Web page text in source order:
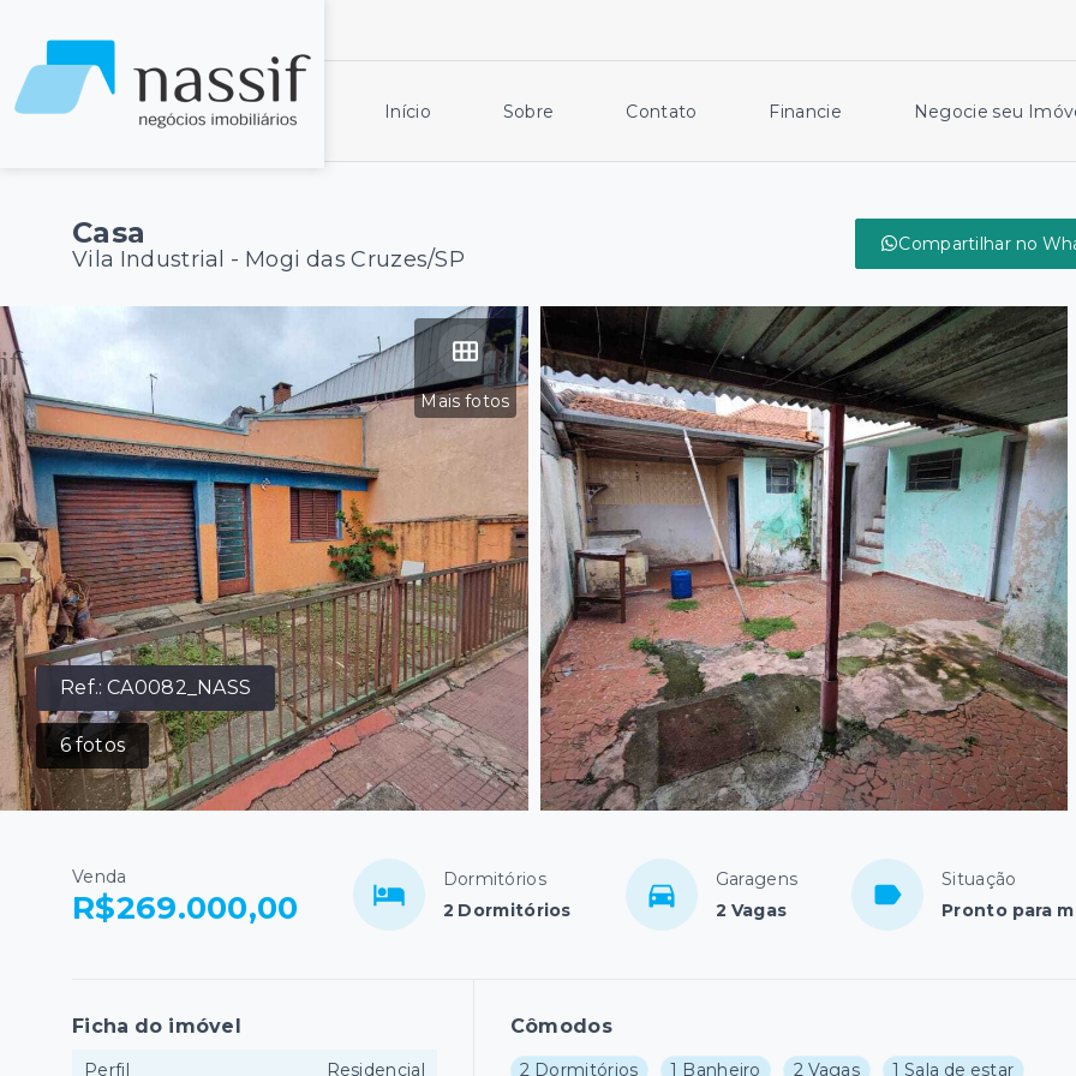
Início Sobre Contato Financie Negocie seu
Casa
Vila Industrial - Mogi das Cruzes/SP
Compartilhar no
Ref.:CA0082_NASS
6fotos
Mais fotos
Venda
R$269.000,00
Dormitórios
2 Dormitórios
Garagens
2 Vagas
Situação
Pronto para
Cômodos
2 Dormitórios 1 Banheiro 2 Vagas 1 Sala de estar
Ficha do imóvel
Perfil Residencial